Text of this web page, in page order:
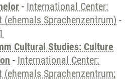
- International Center:
(ehemals Sprachenzentrum) -
Cultural Studies: Culture
- International Center:
(ehemals Sprachenzentrum;